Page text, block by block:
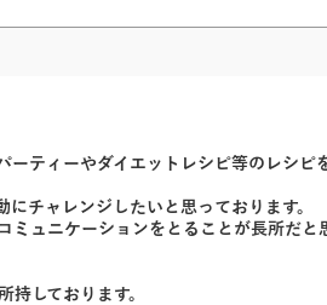
ーティーやダイエットレシピ等のレシピ
チャレンジしたいと思っております。
ミュニケーションをとることが長所だと
しております。